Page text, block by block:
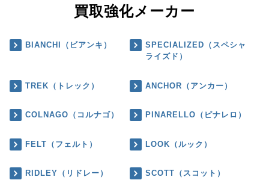
買取強化メーカー
BIANCHI（ビアンキ）
SPECIALIZED（スペシャ
ライズド）
TREK（トレック） ANCHOR（アンカー）
COLNAGO（コルナゴ） PINARELLO（ピナレロ）
FELT（フェルト） LOOK（ルック）
RIDLEY（リドレー） SCOTT（スコット）